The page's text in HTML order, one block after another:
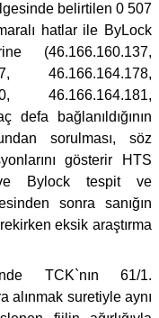
belirtilen 0 507
hatlar ile ByLock
(46.166.160.137,
46.166.164.178,
46.166.164.181,
defa bağlanıldığının
sorulması, söz
gösterir HTS
ve Bylock tespit ve
sonra sanığın
eksik araştırma
TCK`nın 61/1.
alınmak suretiyle aynı